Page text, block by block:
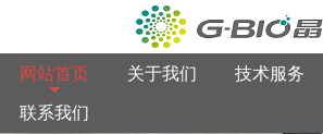
网站首页 关于我们 技术服务
联系我们